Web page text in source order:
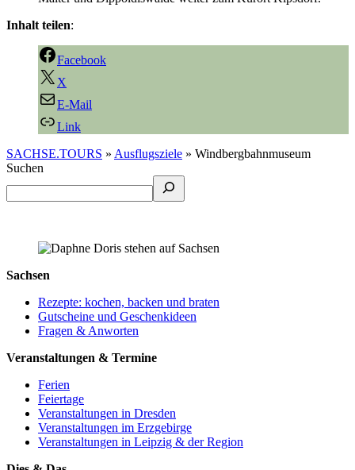
Inhalt teilen:
Facebook
X
E-Mail
Link
SACHSE.TOURS » Ausflugsziele » Windbergbahnmuseum
Suchen
Sachsen
Rezepte: kochen, backen und braten
Gutscheine und Geschenkideen
Fragen & Anworten
Veranstaltungen & Termine
Ferien
Feiertage
Veranstaltungen in Dresden
Veranstaltungen im Erzgebirge
Veranstaltungen in Leipzig & der Region